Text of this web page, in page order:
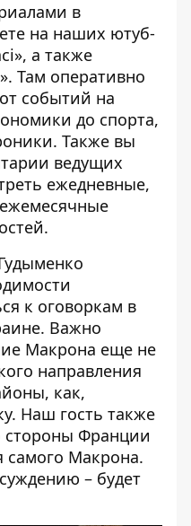
в
на наших ютуб-
, а также
. Там оперативно
событий на
до спорта,
Также вы
ведущих
ежедневные,
к оговоркам в
Важно
Макрона еще не
направления
как,
Наш гость также
Франции
самого Макрона.
– будет